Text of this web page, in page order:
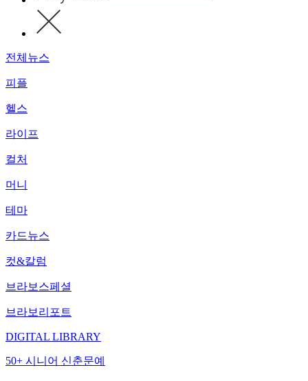
전체뉴스
피플
헬스
라이프
컬처
머니
테마
카드뉴스
컷&칼럼
브라보스페셜
브라보리포트
DIGITAL LIBRARY
50+ 시니어 신춘문예